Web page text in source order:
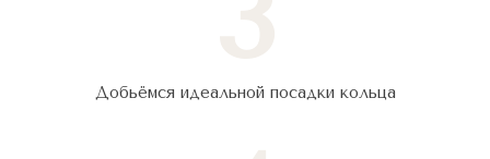
Добьёмся идеальной посадки кольца